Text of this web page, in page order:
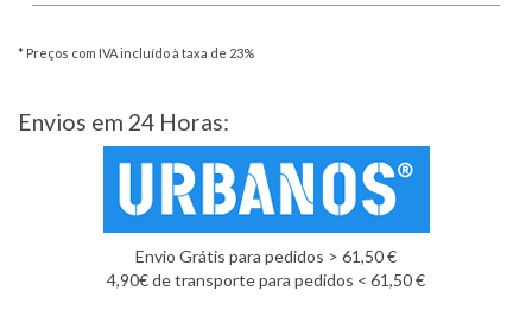
* Preços com IVA incluído à taxa de 23%
Envios em 24 Horas:
Envio Grátis para pedidos > 61,50 €
4,90€ de transporte para pedidos < 61,50 €